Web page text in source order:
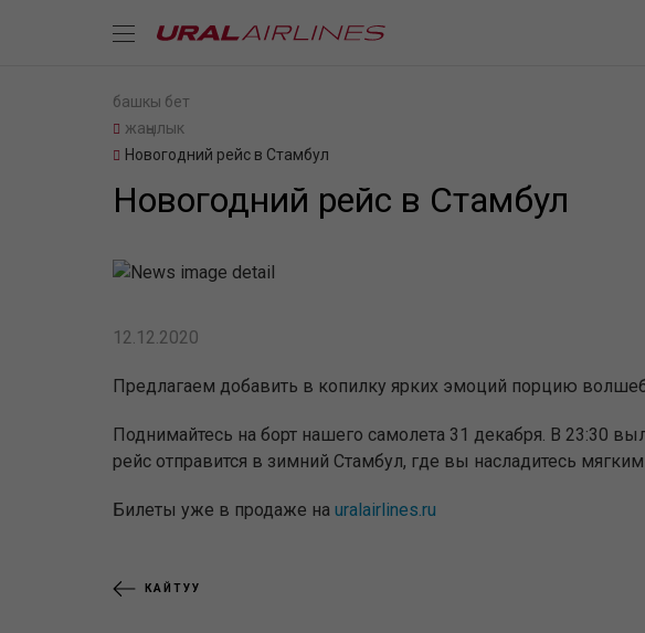
башкы бет
жаңылык
Новогодний рейс в Стамбул
Новогодний рейс в Стамбул
12.12.2020
Предлагаем добавить в копилку ярких эмоций порцию
Поднимайтесь на борт нашего самолета 31 декабря. В 23:30
рейс отправится в зимний Стамбул, где вы насладитесь
Билеты уже в продаже на uralairlines.ru
КАЙТУУ